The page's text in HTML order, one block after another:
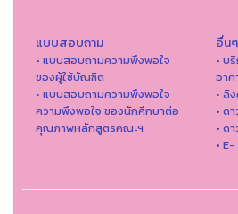
แบบสอบถาม
• แบบสอบถามความพึงพอใจ
ของผู้ใช้บัณฑิต
• แบบสอบถามความพึงพอใจ
ความพึงพอใจ ของนักศึกษาต่อ
คุณภาพหลักสูตรคณะฯ
อื่นๆ
• บ
อาค
• ลิ
• ด
• ด
•